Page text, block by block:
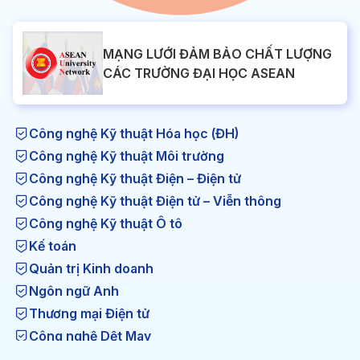
MẠNG LƯỚI ĐẢM BẢO CHẤT LƯỢNG
CÁC TRƯỜNG ĐẠI HỌC ASEAN
Công nghệ Kỹ thuật Hóa học (ĐH)
Công nghệ Kỹ thuật Môi trường
Công nghệ Kỹ thuật Điện – Điện tử
Công nghệ Kỹ thuật Điện tử – Viễn thông
Công nghệ Kỹ thuật Ô tô
Kế toán
Quản trị Kinh doanh
Ngôn ngữ Anh
Thương mại Điện tử
Công nghệ Dệt May